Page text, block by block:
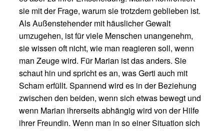
sie mit der Frage, warum sie trotzdem geblieben ist.
Als Außenstehender mit häuslicher Gewalt
umzugehen, ist für viele Menschen unangenehm,
sie wissen oft nicht, wie man reagieren soll, wenn
man Zeuge wird. Für Marian ist das anders. Sie
schaut hin und spricht es an, was Gerti auch mit
Scham erfüllt. Spannend wird es in der Beziehung
zwischen den beiden, wenn sich etwas bewegt und
wenn Marian ihrerseits abhängig wird von der Hilfe
ihrer Freundin. Wenn man in so einer Situation sich